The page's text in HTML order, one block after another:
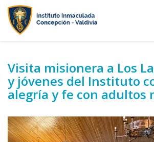
Visita misionera a Los
y jóvenes del Instituto
alegría y fe con adultos